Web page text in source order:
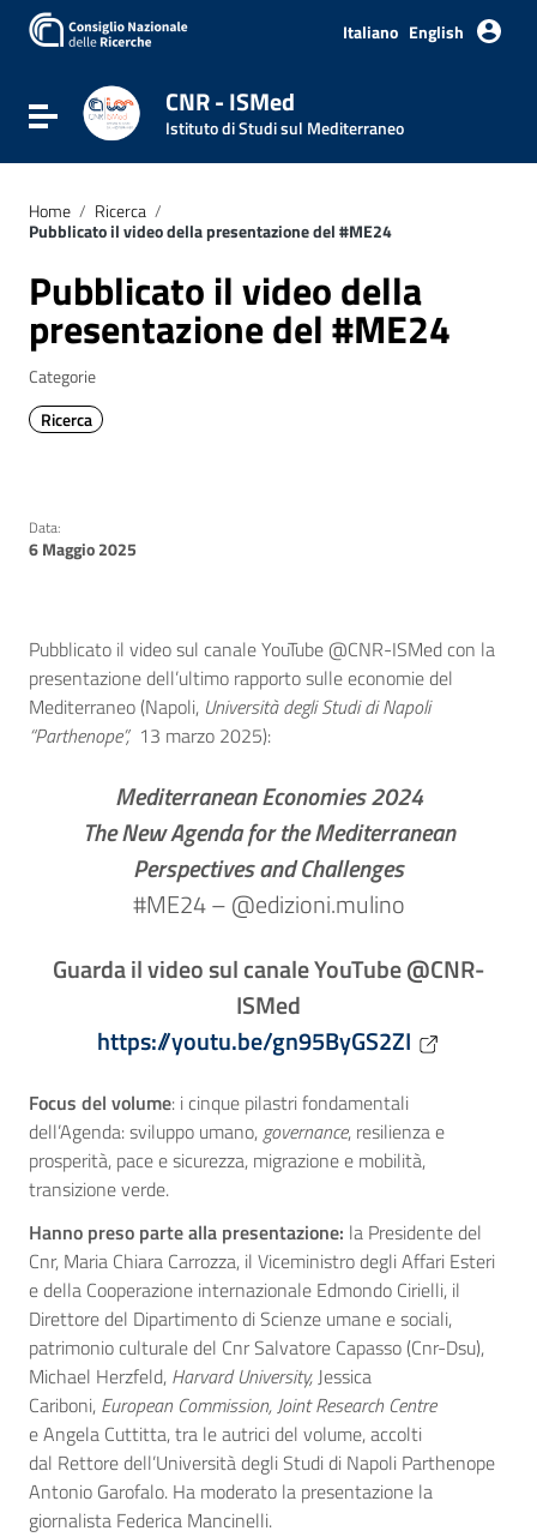
Italiano English
Attiva / disattiva la navigazione
CNR - ISMed
Istituto di Studi sul Mediterraneo
Home / Ricerca /
Pubblicato il video della presentazione del #ME24
Pubblicato il video della
presentazione del #ME24
Categorie
Ricerca
Data:
6 Maggio 2025
Pubblicato il video sul canale YouTube @CNR-ISMed con la
presentazione dell’ultimo rapporto sulle economie del
Mediterraneo (Napoli, Università degli Studi di Napoli
“Parthenope”, 13 marzo 2025):
Mediterranean Economies 2024
The New Agenda for the Mediterranean
Perspectives and Challenges
#ME24 – @edizioni.mulino
Guarda il video sul canale YouTube @CNR-
ISMed
https://youtu.be/gn95ByGS2ZI
Focus del volume: i cinque pilastri fondamentali
dell’Agenda: sviluppo umano,governance, resilienza e
prosperità, pace e sicurezza, migrazione e mobilità,
transizione verde.
Hanno preso parte alla presentazione: la Presidente del
Cnr, Maria Chiara Carrozza, il Viceministro degli Affari Esteri
e della Cooperazione internazionale Edmondo Cirielli, il
Direttore del Dipartimento di Scienze umane e sociali,
patrimonio culturale del Cnr Salvatore Capasso (Cnr-Dsu),
Michael Herzfeld, Harvard University,Jessica
Cariboni, European Commission, Joint Research Centre
e Angela Cuttitta, tra le autrici del volume, accolti
dal Rettore dell’Università degli Studi di Napoli Parthenope
Antonio Garofalo. Ha moderato la presentazione la
giornalista Federica Mancinelli.